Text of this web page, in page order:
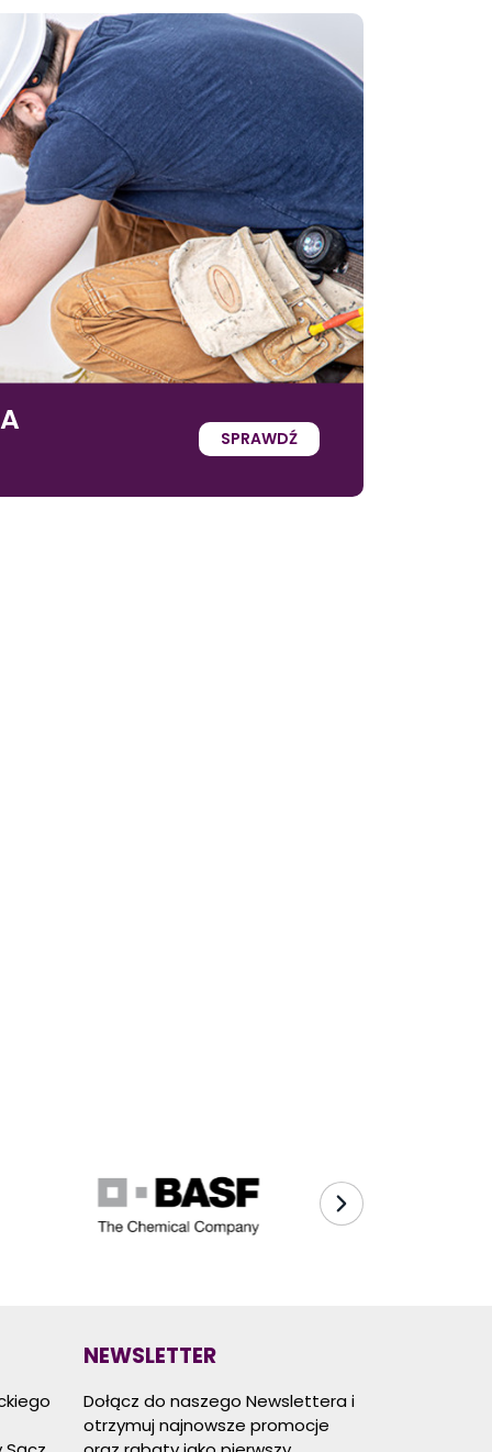
SPRAWDŹ
NEWSLETTER
Dołącz do naszego Newslettera i
otrzymuj najnowsze promocje